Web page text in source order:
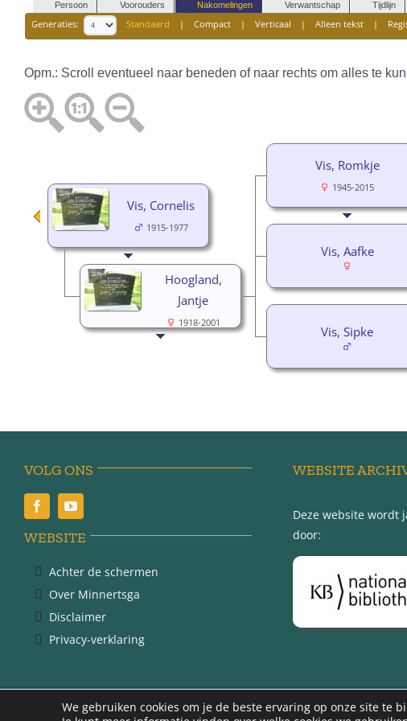
Persoon Voorouders Nakomelingen Verwantschap Tijdlijn
Generaties: Standaard | Compact| Verticaal | Alleen tekst|
Opm.: Scroll eventueel naar beneden of naar rechts om alles te
Vis, Romkje
1945-2015
Vis, Aafke
Vis, Sipke
Vis, Cornelis
1915-1977
Hoogland,
Jantje
1918-2001
VOLG ONS
WEBSITE
Achter de schermen
Over Minnertsga
Disclaimer
Privacy-verklaring
WEBSITE
Deze website wordt
door:
@ 2012 -
We gebruiken cookies om je de beste ervaring op onze site te